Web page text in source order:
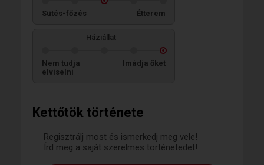
Kettőtök története
Regisztrálj most és ismerkedj meg vele!
Írd meg a saját szerelmes történetedet!
Sütés-főzés Étterem
Háziállat
Nem tudja
elviselni
Imádja őket